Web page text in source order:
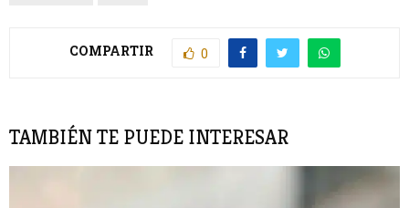
COMPARTIR 0
TAMBIÉN TE PUEDE INTERESAR